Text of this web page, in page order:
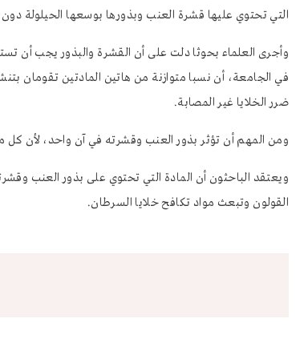
التي تحتوي عليها قشرة العنب وبذورها بوسعها الحيلولة
وأجرى العلماء بحوثا دلت على أن القشرة والبذور يجب أن
في الجامعة، أن نسبا متوازنة من هاتين المادتين تقومان
ضرر الخلايا غير المصابة.
ومن المهم أن تؤثر بذور العنب وقشرته في آن واحد، لأن كل
ويعتقد الباحثون أن المادة التي تحتوي على بذور العنب
القولون وتبعث مواد تكافح خلايا السرطان.